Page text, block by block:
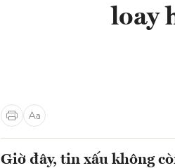
loay
Giờ đây, tin xấu không